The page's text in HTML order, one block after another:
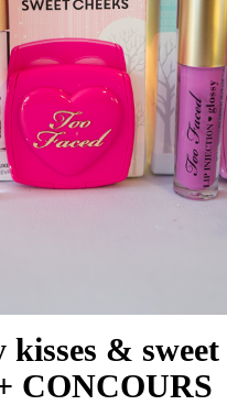
kisses & sweet
CONCOURS